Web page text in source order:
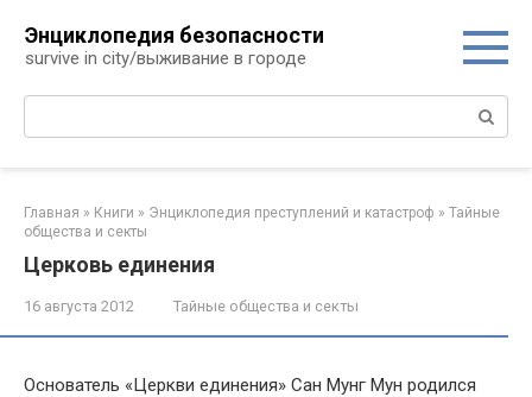
контенту
Энциклопедия безопасности
survive in city/выживание в городе
Поиск:
Главная » Книги » Энциклопедия преступлений и катастроф » Тайные
общества и секты
Церковь единения
16 августа 2012 Тайные общества и секты
Основатель «Церкви единения» Сан Мунг Мун родился